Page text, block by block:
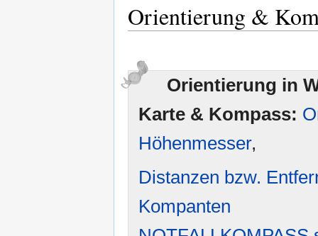
Orientierung &
Orientierung in
Karte & Kompass:
Höhenmesser,
Distanzen bzw.
Kompanten